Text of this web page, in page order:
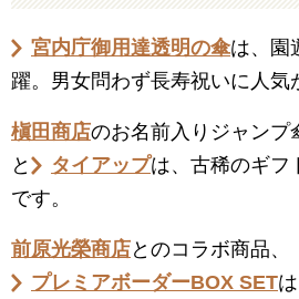
宮内庁御用達透明の傘は、園
躍。男女問わず長寿祝いに人気
槇田商店のお名前入りジャンプ
と
タイアップは、古稀のギフ
です。
前原光榮商店とのコラボ商品、
プレミアボーダーBOX SET